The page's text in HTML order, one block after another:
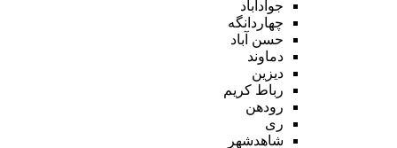
جوادآباد
چهاردانگه
حسن آباد
دماوند
دیزین
رباط کریم
رودهن
ری
شاهدشهر